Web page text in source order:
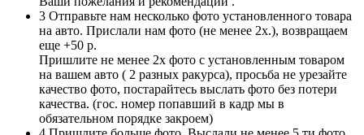
3 Отправьте нам несколько фото установленного товара
на авто. Прислали нам фото (не менее 2х.), возвращаем
еще +50 р.
Пришлите не менее 2х фото с установленным товаром
на вашем авто ( 2 разных ракурса), просьба не урезайте
качество фото, постарайтесь выслать фото без потери
качества. (гос. номер попавший в кадр мы в
обязательном порядке закроем)